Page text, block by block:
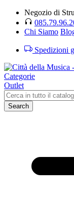
Negozio di
Chi Siamo
Spedizioni
Categorie
Outlet
Search